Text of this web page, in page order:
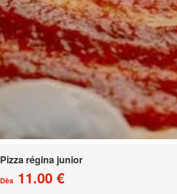
Pizza régina junior
Dès11.00 €